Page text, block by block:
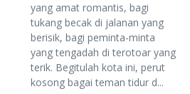
yang amat romantis, bagi
tukang becak di jalanan yang
berisik, bagi peminta-minta
yang tengadah di terotoar yang
terik. Begitulah kota ini, perut
kosong bagai teman tidur d...